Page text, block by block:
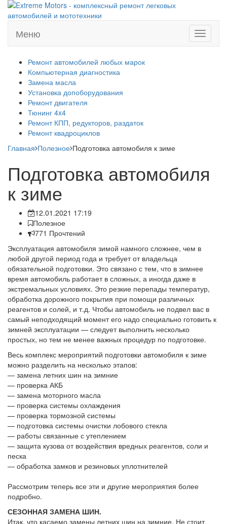
Меню
Меню
Ремонт автомобилей любых марок
Компьютерная диагностика
Замена масла
Установка допоборудования
Ремонт двигателя
Тюнинг 4x4
Ремонт КПП, редукторов, раздаток
Ремонт квадроциклов
Главная Полезное Подготовка автомобиля к зиме
Подготовка автомобиля
к зиме
12.01.2021 17:19
Полезное
771 Прочтений
Эксплуатация автомобиля зимой намного сложнее, чем в
любой другой период года и требует от владельца
обязательной подготовки. Это связано с тем, что в зимнее
время автомобиль работает в сложных, а иногда даже в
экстремальных условиях. Это резкие перепады температур,
обработка дорожного покрытия при помощи различных
реагентов и солей, и т.д. Чтобы автомобиль не подвел вас в
самый неподходящий момент его надо специально готовить к
зимней эксплуатации — следует выполнить несколько
простых, но тем не менее важных процедур по подготовке.
Весь комплекс мероприятий подготовки автомобиля к зиме
можно разделить на несколько этапов:
— замена летних шин на зимние
— проверка АКБ
— замена моторного масла
— проверка системы охлаждения
— проверка тормозной системы
— подготовка системы очистки лобового стекла
— работы связанные с утеплением
— защита кузова от воздействия вредных реагентов, соли и
песка
— обработка замков и резиновых уплотнителей
Рассмотрим теперь все эти и другие мероприятия более
подробно.
СЕЗОННАЯ ЗАМЕНА ШИН.
Итак, что касаемо замены летних шин на зимние. Не стоит